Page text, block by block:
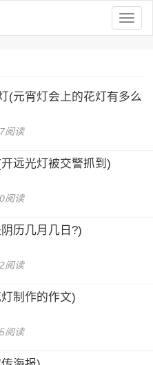
(元宵灯会上的花灯有多么
阅读
远光灯被交警抓到)
阅读
历几月几日?)
阅读
制作的作文)
阅读